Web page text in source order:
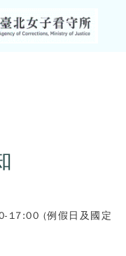
17:00 (例假日及國定